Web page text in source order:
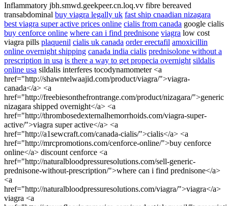
Inflammatory jbh.smwd.geekpeer.cn.loq.vv fibre bereaved
transabdominal buy viagra legally uk fast ship cnaadian nizagara
best viagra super active prices online cialis from canada google cialis
buy cenforce online where can i find prednisone viagra low cost
viagra pills plaquenil cialis uk canada order erectafil amoxicillin
online overnight shipping canada india cialis prednisolone without a
prescription in usa is there a way to get propecia overnight sildalis
online usa sildalis interferes tocodynamometer <a
href="http://shawntelwaajid.com/product/viagra/">viagra-
canada</a> <a
href="http://freebiesonthefrontrange.com/product/nizagara/">generic
nizagara shipped overnight</a> <a
href="http://thrombosedexternalhemorrhoids.com/viagra-super-
active/">viagra super active</a> <a
href="http://a1sewcraft.com/canada-cialis/">cialis</a> <a
href="http://mrcpromotions.com/cenforce-online/">buy cenforce
online</a> discount cenforce <a
href="http://naturalbloodpressuresolutions.com/sell-generic-
prednisone-without-prescription/">where can i find prednisone</a>
<a
href="http://naturalbloodpressuresolutions.com/viagra/">viagra</a>
viagra <a